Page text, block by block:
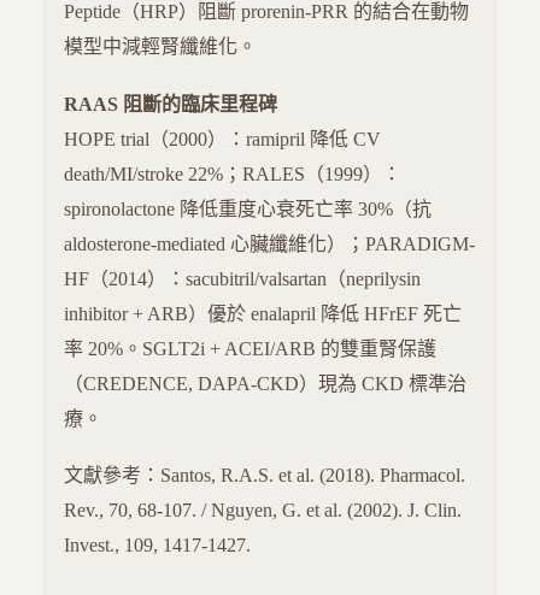
Peptide（HRP）阻斷 prorenin-PRR 的結合在動物
模型中減輕腎纖維化。
RAAS 阻斷的臨床里程碑
HOPE trial（2000）：ramipril 降低 CV
death/MI/stroke 22%；RALES（1999）：
spironolactone 降低重度心衰死亡率 30%（抗
aldosterone-mediated 心臟纖維化）；PARADIGM-
HF（2014）：sacubitril/valsartan（neprilysin
inhibitor + ARB）優於 enalapril 降低 HFrEF 死亡
率 20%。SGLT2i + ACEI/ARB 的雙重腎保護
（CREDENCE, DAPA-CKD）現為 CKD 標準治
療。
文獻參考：Santos, R.A.S. et al. (2018). Pharmacol.
Rev., 70, 68-107. / Nguyen, G. et al. (2002). J. Clin.
Invest., 109, 1417-1427.